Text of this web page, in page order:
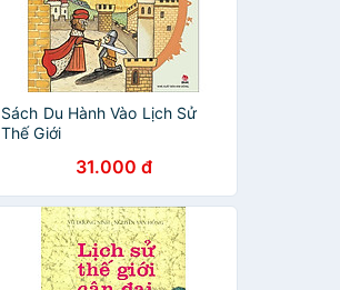
Sách Du Hành Vào Lịch Sử
Thế Giới
31.000 đ